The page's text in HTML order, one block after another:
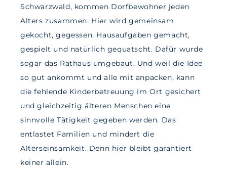
Schwarzwald, kommen Dorfbewohner jeden
Alters zusammen. Hier wird gemeinsam
gekocht, gegessen, Hausaufgaben gemacht,
gespielt und natürlich gequatscht. Dafür wurde
sogar das Rathaus umgebaut. Und weil die Idee
so gut ankommt und alle mit anpacken, kann
die fehlende Kinderbetreuung im Ort gesichert
und gleichzeitig älteren Menschen eine
sinnvolle Tätigkeit gegeben werden. Das
entlastet Familien und mindert die
Alterseinsamkeit. Denn hier bleibt garantiert
keiner allein.